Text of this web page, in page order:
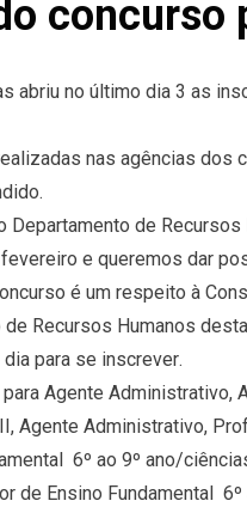
concurso
abriu no último dia 3 as
nas agências dos
Departamento de
e queremos dar
é um respeito à
Recursos Humanos
para se inscrever.
Agente Administrativo,
Agente Administrativo,
 6º ao 9º ano/
de Ensino Fundamental 